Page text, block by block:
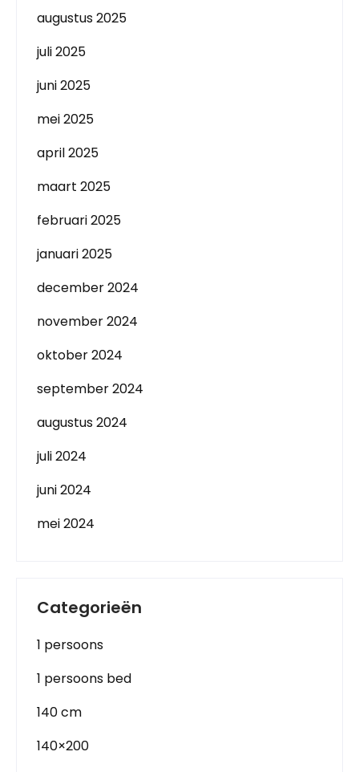
augustus 2025
juli 2025
juni 2025
mei 2025
april 2025
maart 2025
februari 2025
januari 2025
december 2024
november 2024
oktober 2024
september 2024
augustus 2024
juli 2024
juni 2024
mei 2024
Categorieën
1 persoons
1 persoons bed
140 cm
140×200